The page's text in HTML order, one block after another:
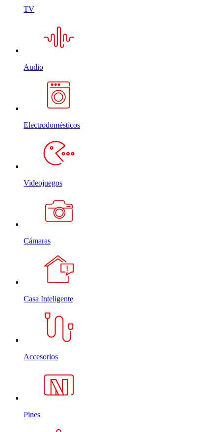
TV
Audio
Electrodomésticos
Videojuegos
Cámaras
Casa Inteligente
Accesorios
Pines